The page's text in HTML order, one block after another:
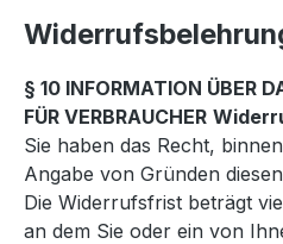
§ 10 INFORMATION ÜBER
FÜR VERBRAUCHER
Sie haben das Recht,
Angabe von Gründen
Die Widerrufsfrist beträgt
an dem Sie oder ein von